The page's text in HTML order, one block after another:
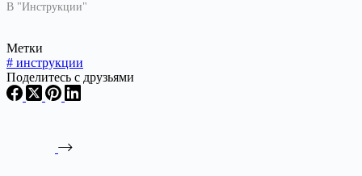
В "Инструкции"
Метки
# инструкции
Поделитесь с друзьями